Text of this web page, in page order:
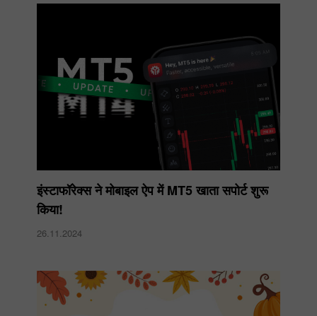
इंस्टाफॉरेक्स ने मोबाइल ऐप में MT5 खाता सपोर्ट शुरू
किया!
26.11.2024